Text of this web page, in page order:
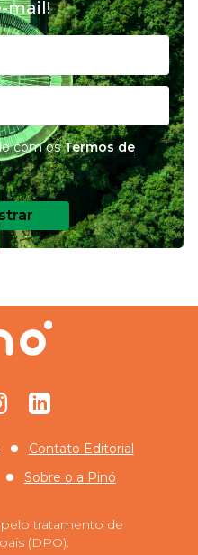
seu pet
mail!
com os Termos de
GitHub
Contato Editorial
Sobre o a Pinó
tratamento de
(DPO):